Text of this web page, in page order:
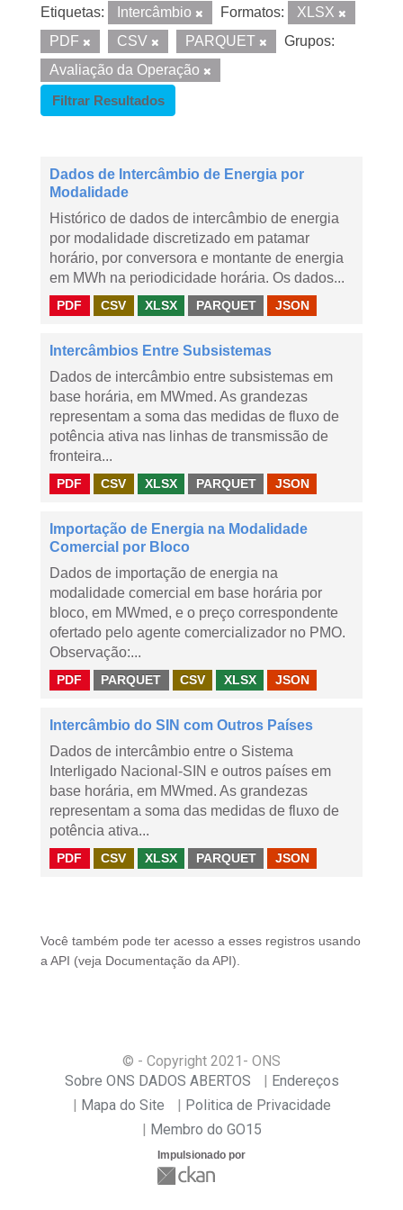
Etiquetas: Intercâmbio Formatos:
XLSX
PDF
CSV PARQUET
Grupos:
Avaliação da Operação
Filtrar Resultados
Dados de Intercâmbio de Energia por
Modalidade
Histórico de dados de intercâmbio de energia
por modalidade discretizado em patamar
horário, por conversora e montante de energia
em MWh na periodicidade horária. Os dados...
PDF CSV XLSX PARQUET JSON
Intercâmbios Entre Subsistemas
Dados de intercâmbio entre subsistemas em
base horária, em MWmed. As grandezas
representam a soma das medidas de fluxo de
potência ativa nas linhas de transmissão de
fronteira...
PDF CSV XLSX PARQUET JSON
Importação de Energia na Modalidade
Comercial por Bloco
Dados de importação de energia na
modalidade comercial em base horária por
bloco, em MWmed, e o preço correspondente
ofertado pelo agente comercializador no PMO.
Observação:...
PDF PARQUET CSV XLSX JSON
Intercâmbio do SIN com Outros Países
Dados de intercâmbio entre o Sistema
Interligado Nacional-SIN e outros países em
base horária, em MWmed. As grandezas
representam a soma das medidas de fluxo de
potência ativa...
PDF CSV XLSX PARQUET JSON
Você também pode ter acesso a esses registros usando
a API (veja Documentação da API ).
© - Copyright 2021 - ONS
Sobre ONS DADOS ABERTOS
Endereços
Mapa do Site
Politica de Privacidade
Membro do GO15
Impulsionado por